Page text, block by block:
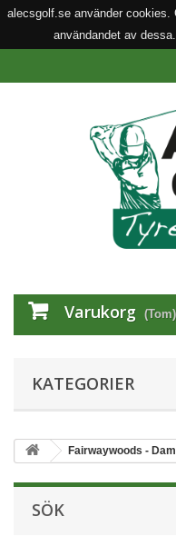
alecsgolf.se använder cookies.
användandet av dessa.
Varukorg (Tom)
KATEGORIER
Fairwaywoods - Dam
SÖK